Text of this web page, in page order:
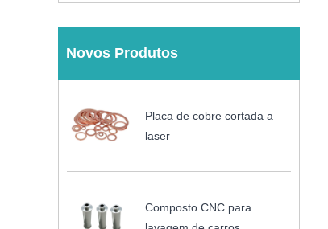
Novos Produtos
Placa de cobre cortada a
laser
Composto CNC para